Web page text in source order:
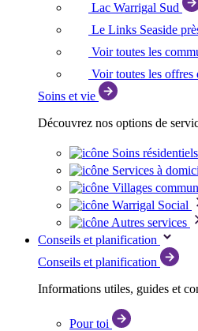
Lac Warrigal Sud
Le Links Seaside
Voir toutes les
Voir toutes les
Soins et vie
Découvrez nos options de
Soins
Services à
Villages
Warrigal Social
Autres services
Conseils et planification
Conseils et planification
Informations utiles, guides et
Pour toi